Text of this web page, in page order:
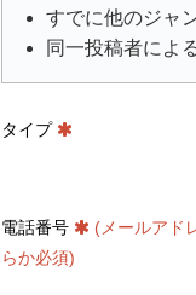
すでに他のジャ
同一投稿者によ
タイプ
電話番号
(メールアド
らか必須)